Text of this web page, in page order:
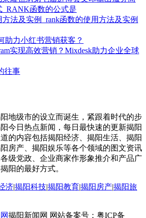
_RANK函数的公式是
方法及实例_rank函数的使用方法及实例
助力小红书营销获客？
实现高效营销？Mixdesk助力企业全球
往事
地级市的设立而诞生，紧跟着时代的步
今日热点新闻，每日最快速的更新揭阳
的内容包括揭阳经济、揭阳生活、揭阳
房产、揭阳娱乐等各个领域的图文资讯
级党政、企业商家作形象推介和产品广
阳的最好方式。
济|揭阳科技|揭阳教育|揭阳房产|揭阳旅
揭阳新闻网 网站备案号：粤ICP备